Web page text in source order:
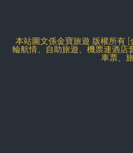
本站圖文係金寶旅遊 版權所有
輪航情、自助旅遊、機票連酒店
車票、